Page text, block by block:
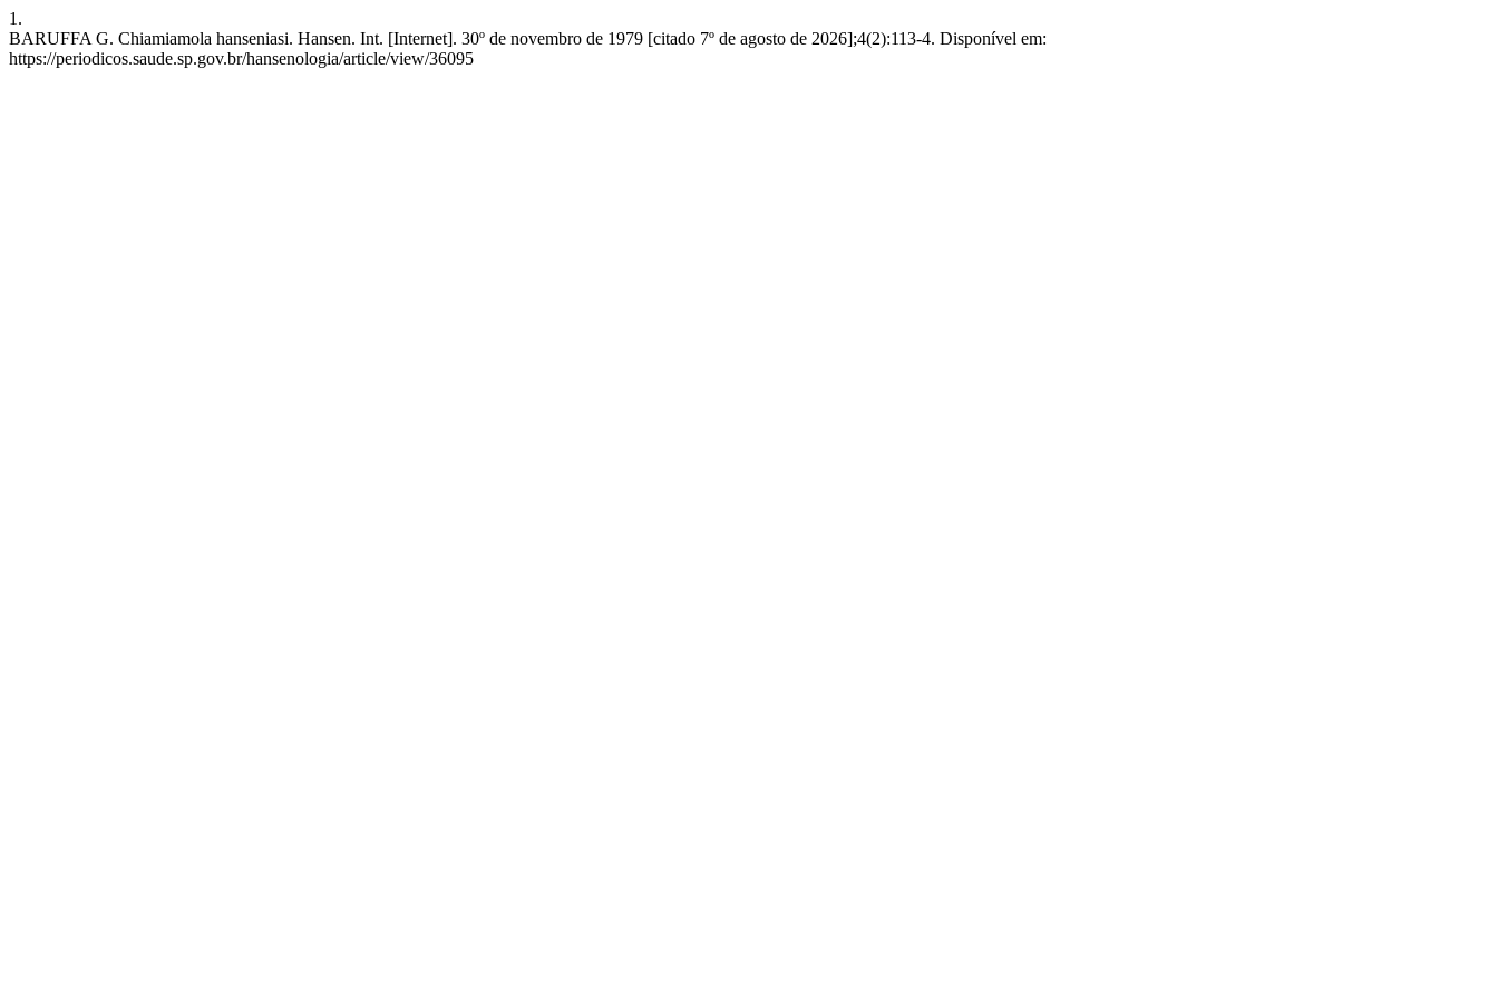
1.
BARUFFA G. Chiamiamola hanseniasi. Hansen. Int. [Internet]. 30º de novembro de 1979 [citado 7º de agosto de 2026];4(2):113-4. Disponível em:
https://periodicos.saude.sp.gov.br/hansenologia/article/view/36095